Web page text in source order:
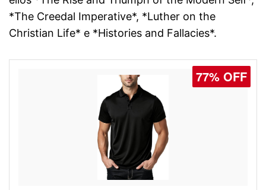
*The Creedal Imperative*, *Luther on the
Christian Life* e *Histories and Fallacies*.
77% OFF